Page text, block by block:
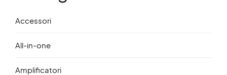
Accessori
All-in-one
Amplificatori